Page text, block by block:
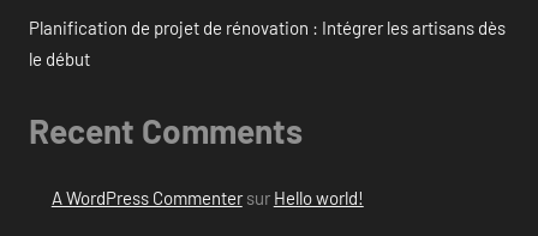
Planification de projet de rénovation : Intégrer les artisans dès
le début
Recent Comments
A WordPress Commentersur Hello world!